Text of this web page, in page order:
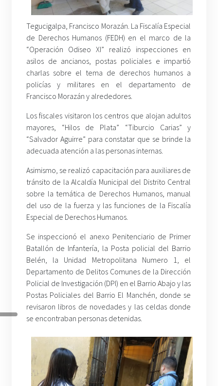
Tegucigalpa, Francisco Morazán. La Fiscalía Especial
de Derechos Humanos (FEDH) en el marco de la
“Operación Odiseo XI” realizó inspecciones en
asilos de ancianos, postas policiales e impartió
charlas sobre el tema de derechos humanos a
policías y militares en el departamento de
Francisco Morazán y alrededores.
Los fiscales visitaron los centros que alojan adultos
mayores, “Hilos de Plata” “Tiburcio Carias” y
“Salvador Aguirre” para constatar que se brinde la
adecuada atención a las personas internas.
Asimismo, se realizó capacitación para auxiliares de
tránsito de la Alcaldía Municipal del Distrito Central
sobre la temática de Derechos Humanos, manual
del uso de la fuerza y las funciones de la Fiscalía
Especial de Derechos Humanos.
Se inspeccionó el anexo Penitenciario de Primer
Batallón de Infantería, la Posta policial del Barrio
Belén, la Unidad Metropolitana Numero 1, el
Departamento de Delitos Comunes de la Dirección
Policial de Investigación (DPI) en el Barrio Abajo y las
Postas Policiales del Barrio El Manchén, donde se
revisaron libros de novedades y las celdas donde
se encontraban personas detenidas.